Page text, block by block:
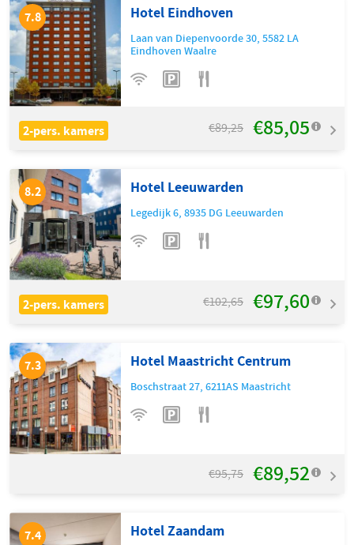
7.8 Hotel Eindhoven
Laan van Diepenvoorde 30,5582 LA
Eindhoven Waalre
2-pers. kamers €89,25 €85,05
8.2 Hotel Leeuwarden
Legedijk 6,8935 DG Leeuwarden
2-pers. kamers €102,65 €97,60
7.3 Hotel Maastricht Centrum
Boschstraat 27,6211AS Maastricht
€95,75 €89,52
7.4 Hotel Zaandam